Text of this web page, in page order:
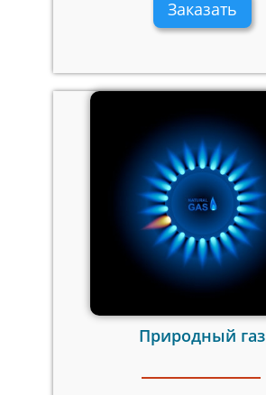
Заказать
Природный газ